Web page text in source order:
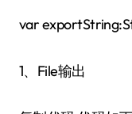
var
1、File输出